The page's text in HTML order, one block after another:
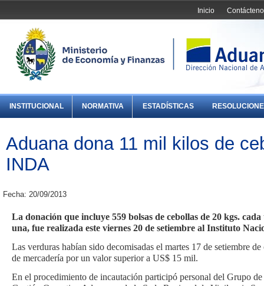
Inicio
INSTITUCIONAL NORMATIVA ESTADÍSTICAS
Aduana dona 11 mil kilos de
INDA
Fecha: 20/09/2013
La donación que incluye 559 bolsas de cebollas de 20 kgs.
una, fue realizada este viernes 20 de setiembre al Instituto
Las verduras habían sido decomisadas el martes 17 de setiembre
de mercadería por un valor superior a US$ 15 mil.
En el procedimiento de incautación participó personal del Grupo